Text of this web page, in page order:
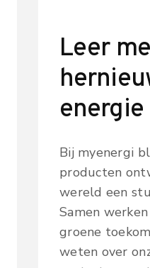
Leer
energie
Bij myenergi
producten
wereld een
Samen
groene
weten over